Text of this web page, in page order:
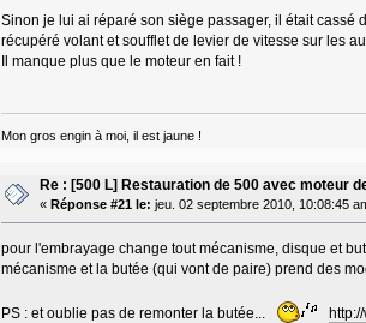
Sinon je lui ai réparé son siège passager, il était cassé
récupéré volant et soufflet de levier de vitesse sur les
Il manque plus que le moteur en fait !
Mon gros engin à moi, il est jaune !
Re : [500 L] Restauration de 500 avec moteur
« Réponse #21 le: jeu. 02 septembre 2010, 10:08:45
pour l'embrayage change tout mécanisme, disque et
mécanisme et la butée (qui vont de paire) prend des
PS : et oublie pas de remonter la butée...